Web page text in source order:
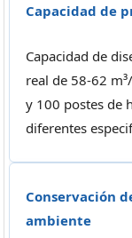
Capacidad de
Capacidad de
real de 58-62
y 100 postes de
diferentes
Conservación
ambiente